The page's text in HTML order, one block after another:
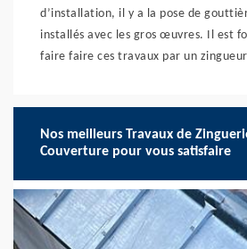
d’installation, il y a la pose de
installés avec les gros œuvres. Il est
faire faire ces travaux par un
Nos meilleurs Travaux de
Couverture pour vous satisfaire